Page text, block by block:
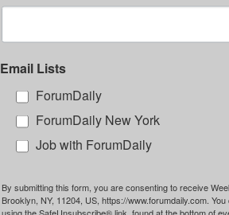
Email Lists
ForumDaily
ForumDaily New York
Job with ForumDaily
By submitting this form, you are consenting to receive
Brooklyn, NY, 11204, US, https://www.forumdaily.com.
using the SafeUnsubscribe® link, found at the bottom of